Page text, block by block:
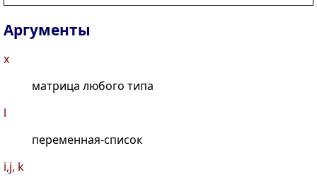
Аргументы
x
матрица любого типа
l
переменная-список
i,j, k